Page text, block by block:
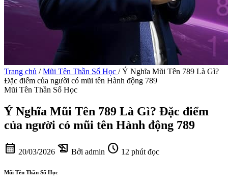
Trang chủ / Mũi Tên Thần Số Học / Ý Nghĩa Mũi Tên 789 Là Gì?
Đặc điểm của người có mũi tên Hành động 789
Mũi Tên Thần Số Học
Ý Nghĩa Mũi Tên 789 Là Gì? Đặc điểm
của người có mũi tên Hành động 789
calendar_month 20/03/2026 history_edu Bởi admin schedule 12 phút đọc
Mũi Tên Thần Số Học